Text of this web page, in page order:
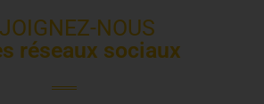
NOUS
réseaux sociaux